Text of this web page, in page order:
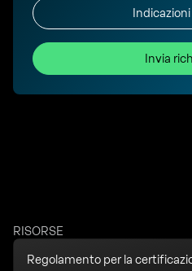
Invia
RISORSE
Regolamento per la